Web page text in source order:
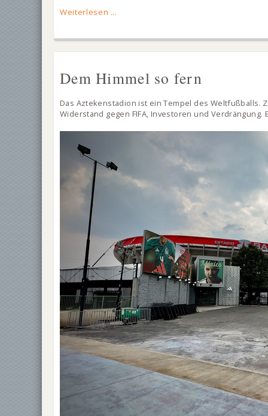
Weiterlesen ...
Dem Himmel so fern
Das Aztekenstadion ist ein Tempel des Weltfußballs.
Widerstand gegen FIFA, Investoren und Verdrängung.